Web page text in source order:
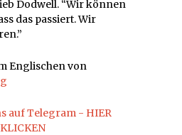
Dodwell. “Wir können
das passiert. Wir
Englischen von
auf Telegram - HIER
KLICKEN